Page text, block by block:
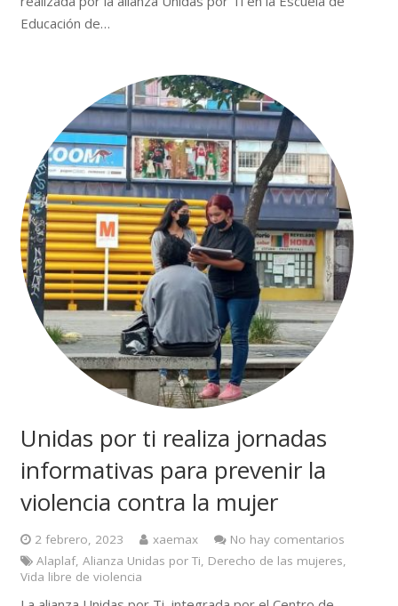
Educación de…
Unidas por ti realiza jornadas
informativas para prevenir la
violencia contra la mujer
2 febrero, 2023 xaemax
No hay comentarios
Alaplaf, Alianza Unidas por Ti Derecho de las mujeres
Vida libre de violencia